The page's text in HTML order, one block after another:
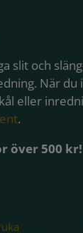
slit och
När
eller
.
över 500 kr!